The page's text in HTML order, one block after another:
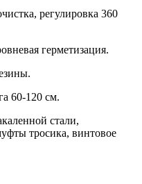
регулировка 360
герметизация.
60-120 см.
стали,
тросика, винтовое